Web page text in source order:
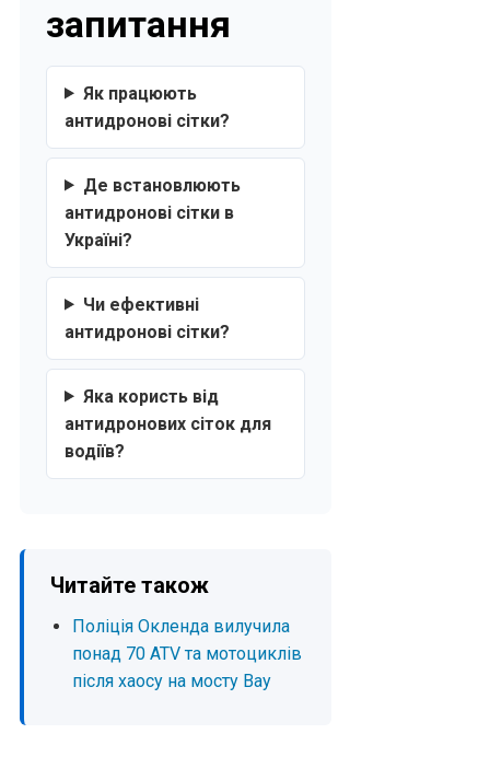
запитання
Як працюють
антидронові сітки?
Де встановлюють
антидронові сітки в
Україні?
Чи ефективні
антидронові сітки?
Яка користь від
антидронових сіток для
водіїв?
Читайте також
Поліція Окленда вилучила
понад 70 ATV та мотоциклів
після хаосу на мосту Bay